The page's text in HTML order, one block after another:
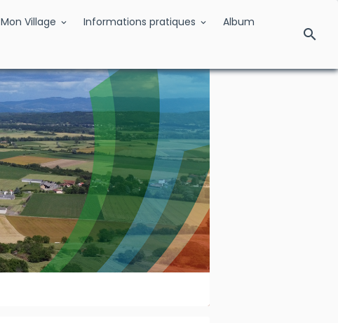
Mon Village Informations pratiques
Album